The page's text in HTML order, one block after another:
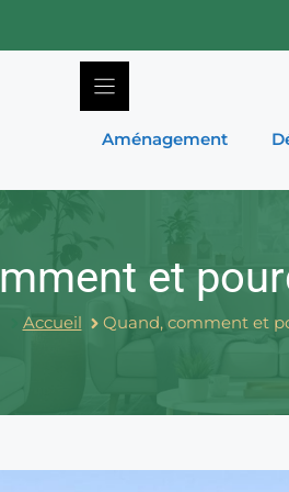
Aménagement
et
Accueil Quand, comment et